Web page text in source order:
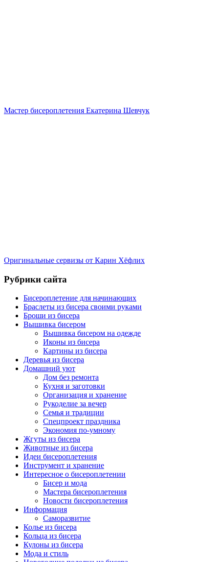
Мастер бисероплетения Екатерина Шевчук
Оригинальные сервизы от Карин Хёфлих
Рубрики сайта
Бисероплетение для начинающих
Браслеты из бисера своими руками
Броши из бисера
Вышивка бисером
Вышивка бисером на одежде
Иконы из бисера
Картины из бисера
Деревья из бисера
Домашний уют
Дом без ремонта
Кухня и заготовки
Организация и хранение
Рукоделие за вечер
Семья и традиции
Спецпроект праздника
Экономия по-умному
Жгуты из бисера
Животные из бисера
Идеи бисероплетения
Инструмент и хранение
Интересное о бисероплетении
Бисер и мода
Мастера бисероплетения
Новости бисероплетения
Информация
Саморазвитие
Колье из бисера
Кольца из бисера
Кулоны из бисера
Мода и стиль